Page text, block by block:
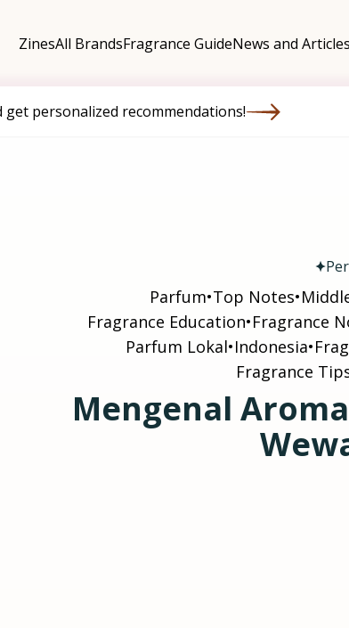
ZinesAll BrandsFragrance GuideNews and Articles
personalized recommendations!
Parfum•Top Notes•
Fragrance Education•Fragrance
Parfum Lokal•Indonesia•
Fragrance
Mengenal